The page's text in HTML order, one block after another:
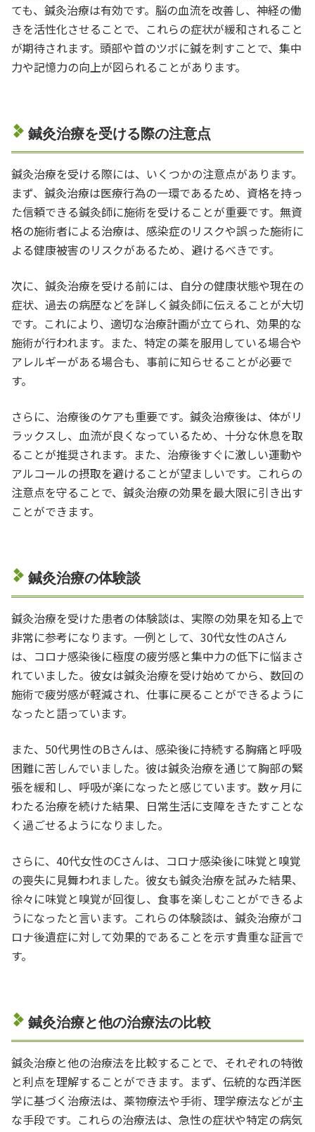
ても、鍼灸治療は有効です。脳の血流を改善し、神経の働
きを活性化させることで、これらの症状が緩和されること
が期待されます。頭部や首のツボに鍼を刺すことで、集中
力や記憶力の向上が図られることがあります。
鍼灸治療を受ける際の注意点
鍼灸治療を受ける際には、いくつかの注意点があります。
まず、鍼灸治療は医療行為の一環であるため、資格を持っ
た信頼できる鍼灸師に施術を受けることが重要です。無資
格の施術者による治療は、感染症のリスクや誤った施術に
よる健康被害のリスクがあるため、避けるべきです。
次に、鍼灸治療を受ける前には、自分の健康状態や現在の
症状、過去の病歴などを詳しく鍼灸師に伝えることが大切
です。これにより、適切な治療計画が立てられ、効果的な
施術が行われます。また、特定の薬を服用している場合や
アレルギーがある場合も、事前に知らせることが必要で
す。
さらに、治療後のケアも重要です。鍼灸治療後は、体がリ
ラックスし、血流が良くなっているため、十分な休息を取
ることが推奨されます。また、治療後すぐに激しい運動や
アルコールの摂取を避けることが望ましいです。これらの
注意点を守ることで、鍼灸治療の効果を最大限に引き出す
ことができます。
鍼灸治療の体験談
鍼灸治療を受けた患者の体験談は、実際の効果を知る上で
非常に参考になります。一例として、30代女性のAさん
は、コロナ感染後に極度の疲労感と集中力の低下に悩まさ
れていました。彼女は鍼灸治療を受け始めてから、数回の
施術で疲労感が軽減され、仕事に戻ることができるように
なったと語っています。
また、50代男性のBさんは、感染後に持続する胸痛と呼吸
困難に苦しんでいました。彼は鍼灸治療を通じて胸部の緊
張を緩和し、呼吸が楽になったと感じています。数ヶ月に
わたる治療を続けた結果、日常生活に支障をきたすことな
く過ごせるようになりました。
さらに、40代女性のCさんは、コロナ感染後に味覚と嗅覚
の喪失に見舞われました。彼女も鍼灸治療を試みた結果、
徐々に味覚と嗅覚が回復し、食事を楽しむことができるよ
うになったと言います。これらの体験談は、鍼灸治療がコ
ロナ後遺症に対して効果的であることを示す貴重な証言で
す。
鍼灸治療と他の治療法の比較
鍼灸治療と他の治療法を比較することで、それぞれの特徴
と利点を理解することができます。まず、伝統的な西洋医
学に基づく治療法は、薬物療法や手術、理学療法などが主
な手段です。これらの治療法は、急性の症状や特定の病気